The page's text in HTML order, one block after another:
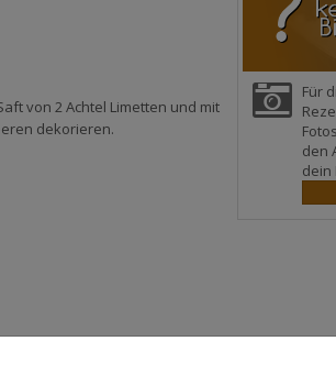
Für
den
dein
von 2 Achtel Limetten und mit
dekorieren.